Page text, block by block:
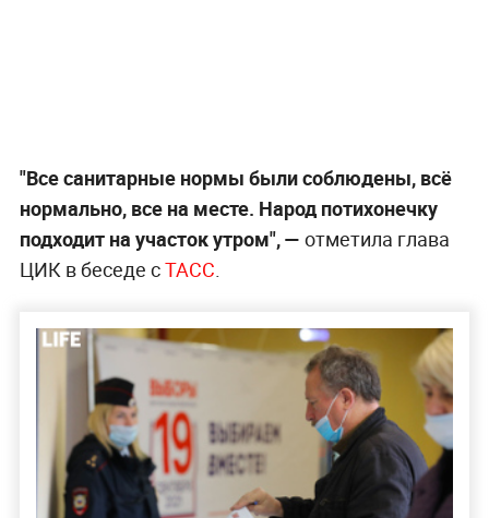
"Все санитарные нормы были соблюдены, всё
нормально, все на месте. Народ потихонечку
подходит на участок утром", — отметила глава
ЦИК в беседе сТАСС